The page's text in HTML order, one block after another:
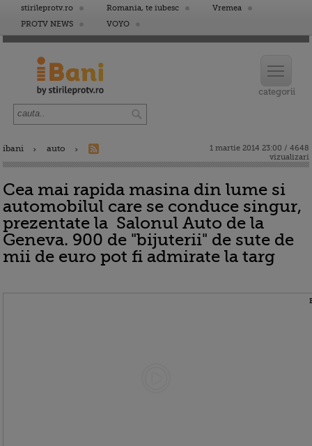
stirileprotv.ro Romania, te iubesc
Vremea
PROTV NEWS
VOYO
ibani auto
1 martie 2014 23:00 / 4648
vizualizari
Cea mai rapida masina din lume si
automobilul care se conduce singur,
prezentate la Salonul Auto de la
Geneva. 900 de "bijuterii" de sute de
mii de euro pot fi admirate la targ